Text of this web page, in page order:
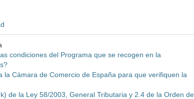
condiciones del Programa que se recogen en la
Cámara de Comercio de España para que verifiquen la
de la Ley 58/2003, General Tributaria y 2.4 de la Orden